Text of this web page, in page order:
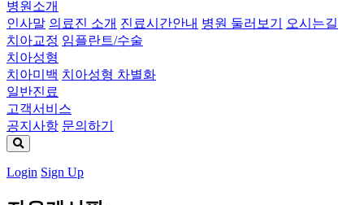
병원소개
인사말 의료진 소개 진료시간안내 병원 둘러보기
오시는길
치아교정 임플란트/수술
치아성형
치아미백 치아성형 차별화
일반진료
고객서비스
공지사항 문의하기
Login Sign Up